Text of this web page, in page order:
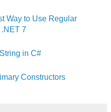
Way to Use Regular
7
in C#
Constructors